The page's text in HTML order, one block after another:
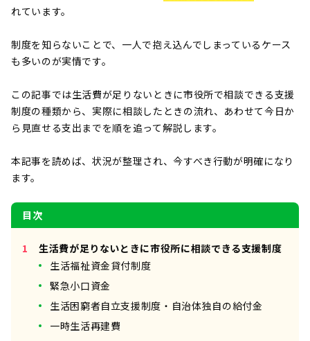
れています。
制度を知らないことで、一人で抱え込んでしまっているケース
も多いのが実情です。
この記事では生活費が足りないときに市役所で相談できる支援
制度の種類から、実際に相談したときの流れ、あわせて今日か
ら見直せる支出までを順を追って解説します。
本記事を読めば、状況が整理され、今すべき行動が明確になり
ます。
目次
生活費が足りないときに市役所に相談できる支援制度
生活福祉資金貸付制度
緊急小口資金
生活困窮者自立支援制度・自治体独自の給付金
一時生活再建費